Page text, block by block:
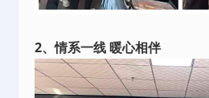
2、情系一线 暖心相伴